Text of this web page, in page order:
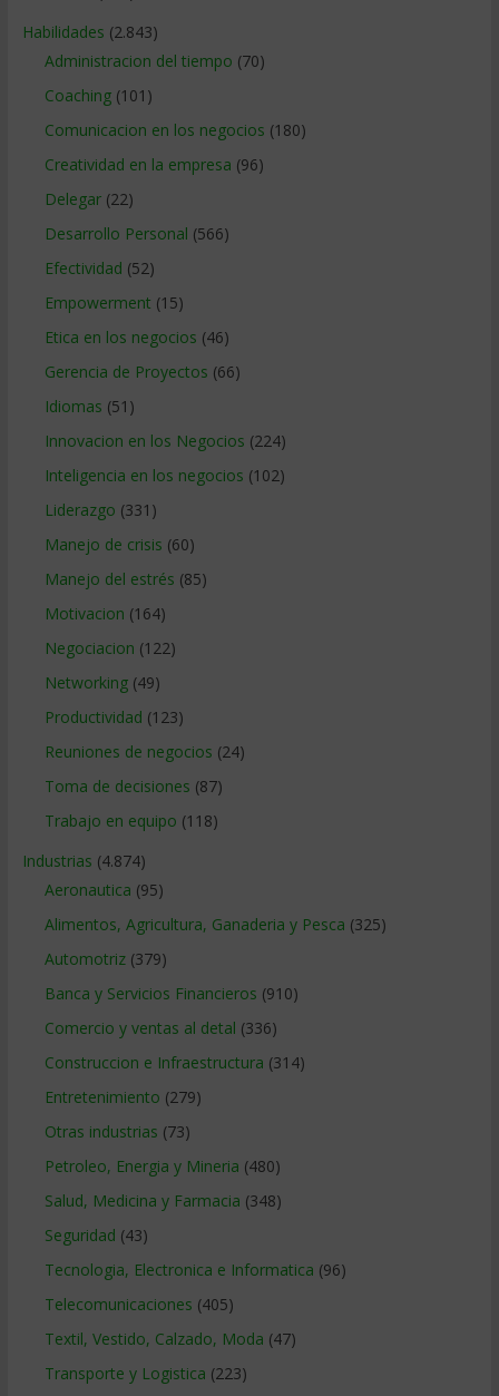
Habilidades (2.843)
Administracion del tiempo (70)
Coaching(101)
Comunicacion en los negocios (180)
Creatividad en la empresa (96)
Delegar(22)
Desarrollo Personal (566)
Efectividad (52)
Empowerment (15)
Etica en los negocios (46)
Gerencia de Proyectos (66)
Idiomas (51)
Innovacion en los Negocios (224)
Inteligencia en los negocios (102)
Liderazgo (331)
Manejo de crisis (60)
Manejo del estrés (85)
Motivacion (164)
Negociacion (122)
Networking(49)
Productividad (123)
Reuniones de negocios (24)
Toma de decisiones (87)
Trabajo en equipo (118)
Industrias (4.874)
Aeronautica (95)
Alimentos, Agricultura, Ganaderia y Pesca (325)
Automotriz(379)
Banca y Servicios Financieros (910)
Comercio y ventas al detal (336)
Construccion e Infraestructura (314)
Entretenimiento (279)
Otras industrias (73)
Petroleo, Energia y Mineria (480)
Salud, Medicina y Farmacia (348)
Seguridad (43)
Tecnologia, Electronica e Informatica (96)
Telecomunicaciones (405)
Textil, Vestido, Calzado, Moda (47)
Transporte y Logistica (223)